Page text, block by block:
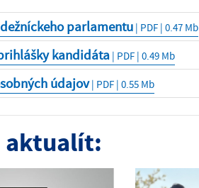
parlamentu| PDF | 0.47 Mb
kandidáta| PDF | 0.49 Mb
údajov| PDF | 0.55 Mb
aktualít: